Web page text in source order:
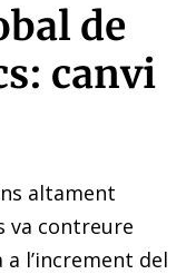
de
canvi
altament
va contreure
a l’increment del